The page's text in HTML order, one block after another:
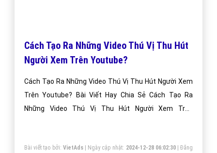
Cách Tạo Ra Những Video Thú Vị Thu Hút
Người Xem Trên Youtube?
Cách Tạo Ra Những Video Thú Vị Thu Hút Người Xem
Trên Youtube? Bài Viết Hay Chia Sẻ Cách Tạo Ra
Những Video Thú Vị Thu Hút Người Xem Trên
Bài viết tạo bởi: VietAds| Ngày cập nhật: 2024-12-28 06:02:30|Đăng